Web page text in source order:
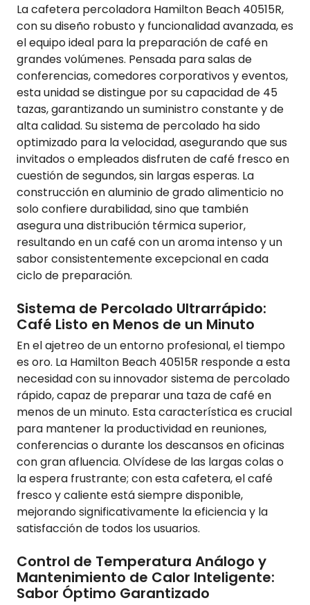
La cafetera percoladora Hamilton Beach 40515R,
con su diseño robusto y funcionalidad avanzada, es
el equipo ideal para la preparación de café en
grandes volúmenes. Pensada para salas de
conferencias, comedores corporativos y eventos,
esta unidad se distingue por su capacidad de 45
tazas, garantizando un suministro constante y de
alta calidad. Su sistema de percolado ha sido
optimizado para la velocidad, asegurando que sus
invitados o empleados disfruten de café fresco en
cuestión de segundos, sin largas esperas. La
construcción en aluminio de grado alimenticio no
solo confiere durabilidad, sino que también
asegura una distribución térmica superior,
resultando en un café con un aroma intenso y un
sabor consistentemente excepcional en cada
ciclo de preparación.
Sistema de Percolado Ultrarrápido:
Café Listo en Menos de un Minuto
En el ajetreo de un entorno profesional, el tiempo
es oro. La Hamilton Beach 40515R responde a esta
necesidad con su innovador sistema de percolado
rápido, capaz de preparar una taza de café en
menos de un minuto. Esta característica es crucial
para mantener la productividad en reuniones,
conferencias o durante los descansos en oficinas
con gran afluencia. Olvídese de las largas colas o
la espera frustrante; con esta cafetera, el café
fresco y caliente está siempre disponible,
mejorando significativamente la eficiencia y la
satisfacción de todos los usuarios.
Control de Temperatura Análogo y
Mantenimiento de Calor Inteligente:
Sabor Óptimo Garantizado